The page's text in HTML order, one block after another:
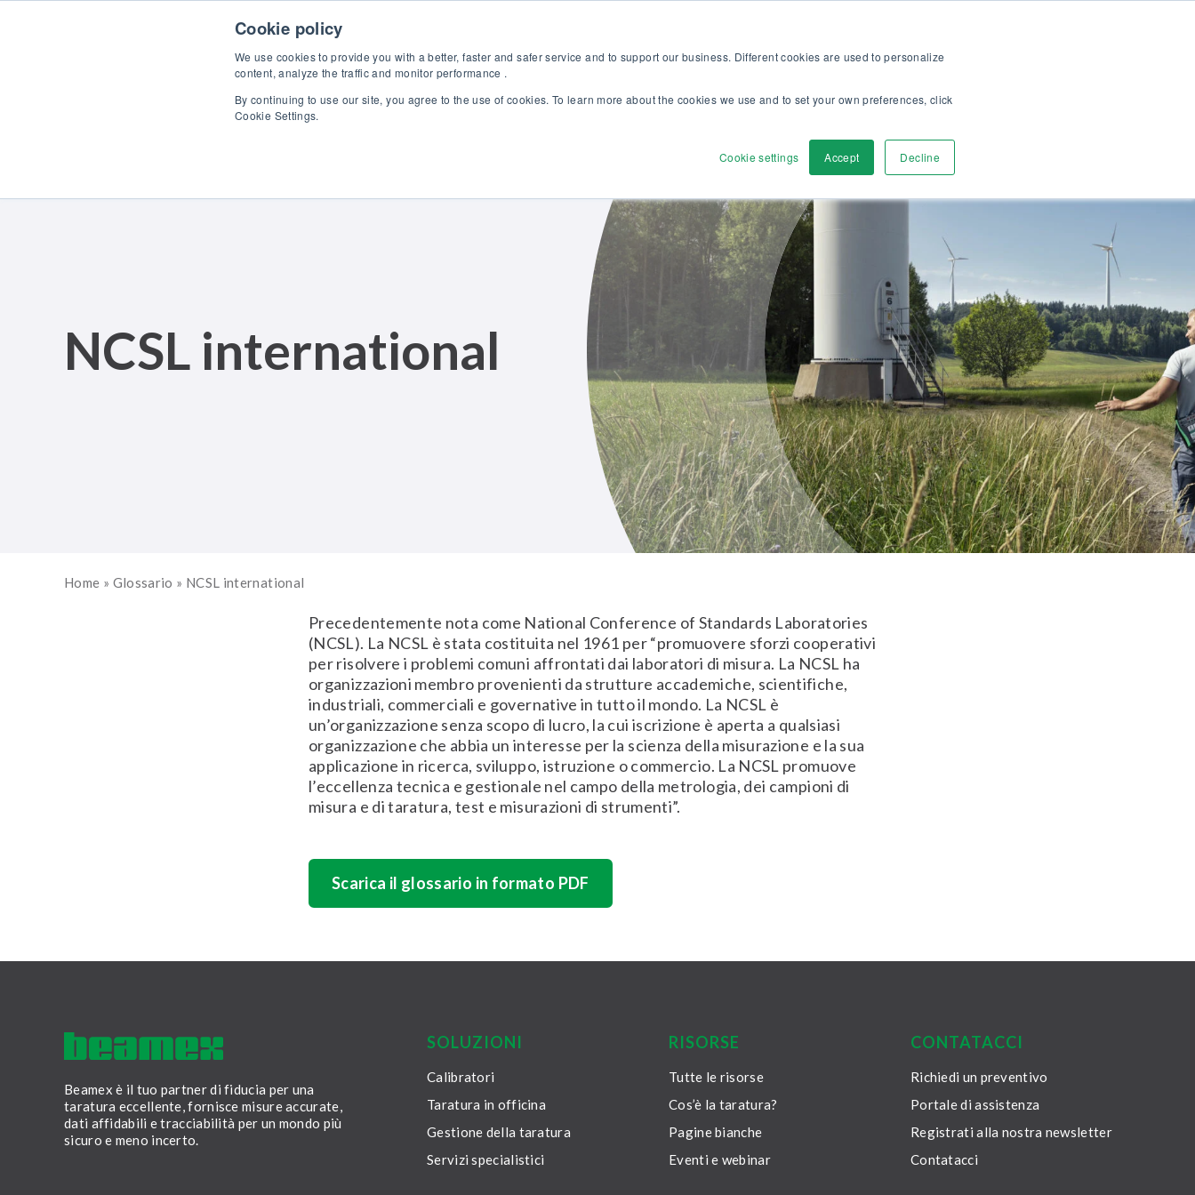
Cookie policy
We use cookies to provide you with a better, faster and safer service and to support our business. Different cookies are used to personalize
content, analyze the traffic and monitor performance .
By continuing to use our site, you agree to the use of cookies. To learn more about the cookies we use and to set your own preferences, click
Cookie Settings.
Cookie settings Accept Decline
Prodotti Soluzioni Servizi Scopri
NCSL international
Home » Glossario » NCSL international
Precedentemente nota come National Conference of Standards Laboratories
(NCSL). La NCSL è stata costituita nel 1961 per “promuovere sforzi cooperativi
per risolvere i problemi comuni affrontati dai laboratori di misura. La NCSL ha
organizzazioni membro provenienti da strutture accademiche, scientifiche,
industriali, commerciali e governative in tutto il mondo. La NCSL è
un’organizzazione senza scopo di lucro, la cui iscrizione è aperta a qualsiasi
organizzazione che abbia un interesse per la scienza della misurazione e la sua
applicazione in ricerca, sviluppo, istruzione o commercio. La NCSL promuove
l’eccellenza tecnica e gestionale nel campo della metrologia, dei campioni di
misura e di taratura, test e misurazioni di strumenti”.
Scarica il glossario in formato PDF
Beamex è il tuo partner di fiducia per una
taratura eccellente, fornisce misure accurate,
dati affidabili e tracciabilità per un mondo più
sicuro e meno incerto.
SOLUZIONI
Calibratori
Taratura in officina
Gestione della taratura
Servizi specialistici
RISORSE
Tutte le risorse
Cos’è la taratura?
Pagine bianche
Eventi e webinar
CONTATACCI
Richiedi un preventivo
Portale di assistenza
Registrati alla nostra newsletter
Contatacci